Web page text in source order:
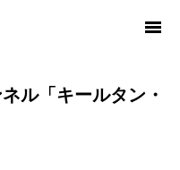
ル「キールタン・